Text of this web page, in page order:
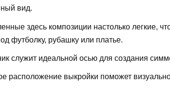
вид.
здесь композиции настолько легкие,
футболку, рубашку или платье.
служит идеальной осью для создания
расположение выкройки поможет